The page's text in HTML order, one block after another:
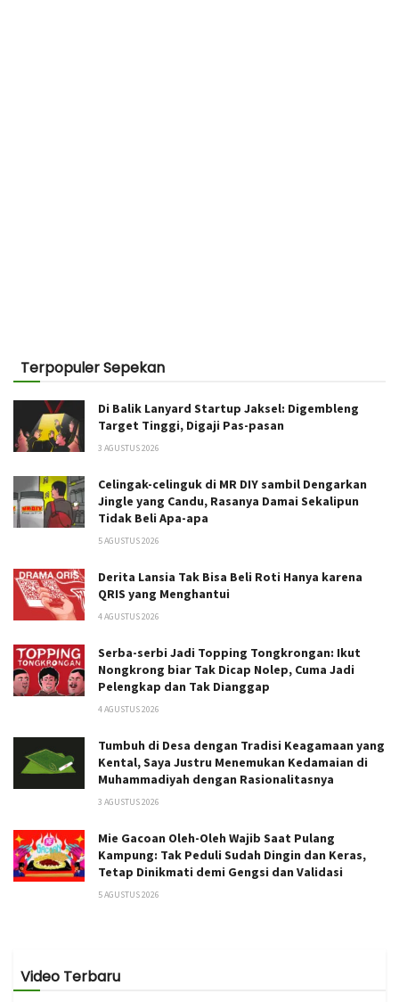
Terpopuler Sepekan
Di Balik Lanyard Startup Jaksel: Digembleng
Target Tinggi, Digaji Pas-pasan
3 AGUSTUS 2026
Celingak-celinguk di MR DIY sambil Dengarkan
Jingle yang Candu, Rasanya Damai Sekalipun
Tidak Beli Apa-apa
5 AGUSTUS 2026
Derita Lansia Tak Bisa Beli Roti Hanya karena
QRIS yang Menghantui
4 AGUSTUS 2026
Serba-serbi Jadi Topping Tongkrongan: Ikut
Nongkrong biar Tak Dicap Nolep, Cuma Jadi
Pelengkap dan Tak Dianggap
4 AGUSTUS 2026
Tumbuh di Desa dengan Tradisi Keagamaan yang
Kental, Saya Justru Menemukan Kedamaian di
Muhammadiyah dengan Rasionalitasnya
3 AGUSTUS 2026
Mie Gacoan Oleh-Oleh Wajib Saat Pulang
Kampung: Tak Peduli Sudah Dingin dan Keras,
Tetap Dinikmati demi Gengsi dan Validasi
5 AGUSTUS 2026
Video Terbaru